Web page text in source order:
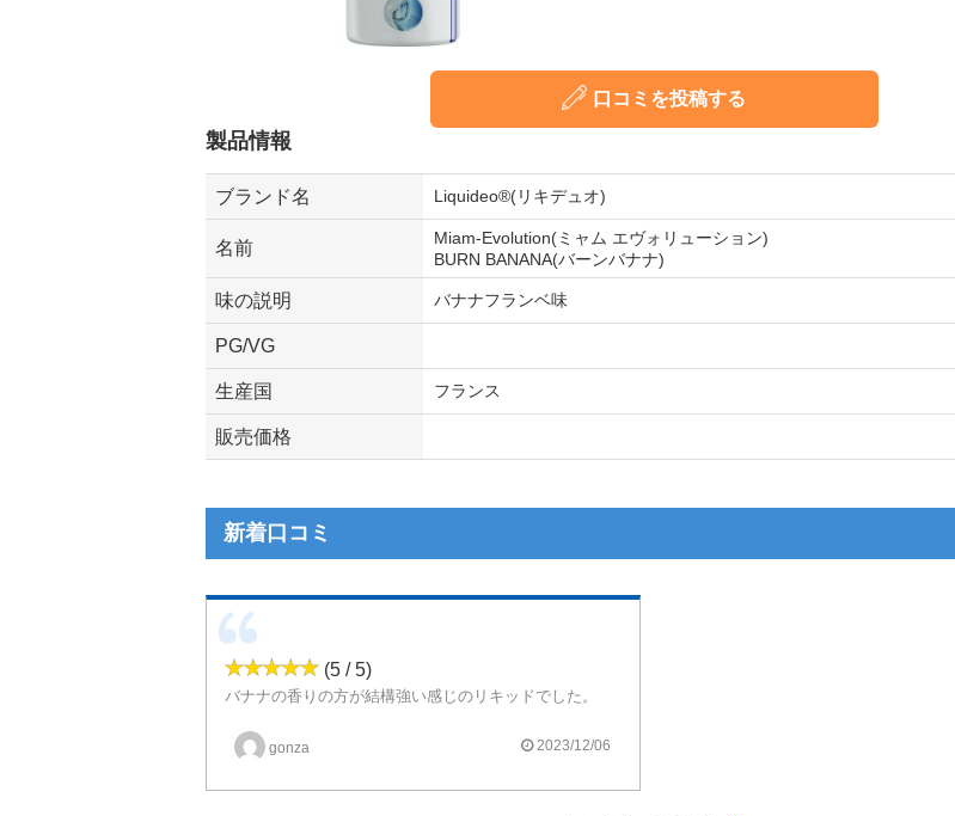
口コミを投稿する
製品情報
ブランド名 Liquideo®(リキデュオ)
名前
Miam-Evolution(ミャム エヴォリューション)
BURN BANANA(バーンバナナ)
味の説明 バナナフランベ味
PG/VG
生産国 フランス
販売価格
新着口コミ
(5 / 5)
バナナの香りの方が結構強い感じのリキッドでした。
それがあったからか、バナナの甘さよりも香りの方が強い感じでしたね。
gonza 2023/12/06